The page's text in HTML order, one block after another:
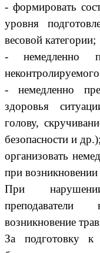
- формировать
уровня
весовой категории;
- немедленно
- немедленно
здоровья
голову,
безопасности и др.);
организовать
при
При
преподаватели
возникновение
За подготовку к